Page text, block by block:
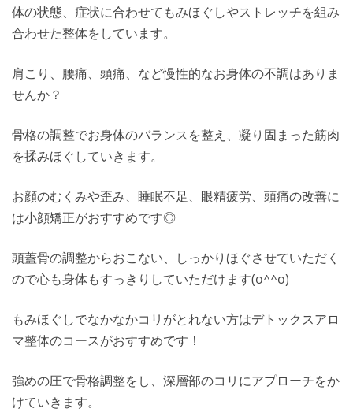
体の状態、症状に合わせてもみほぐしやストレッチを組み
合わせた整体をしています。
肩こり、腰痛、頭痛、など慢性的なお身体の不調はありま
せんか？
骨格の調整でお身体のバランスを整え、凝り固まった筋肉
を揉みほぐしていきます。
お顔のむくみや歪み、睡眠不足、眼精疲労、頭痛の改善に
は小顔矯正がおすすめです◎
頭蓋骨の調整からおこない、しっかりほぐさせていただく
ので心も身体もすっきりしていただけます(o^^o)
もみほぐしでなかなかコリがとれない方はデトックスアロ
マ整体のコースがおすすめです！
強めの圧で骨格調整をし、深層部のコリにアプローチをか
けていきます。